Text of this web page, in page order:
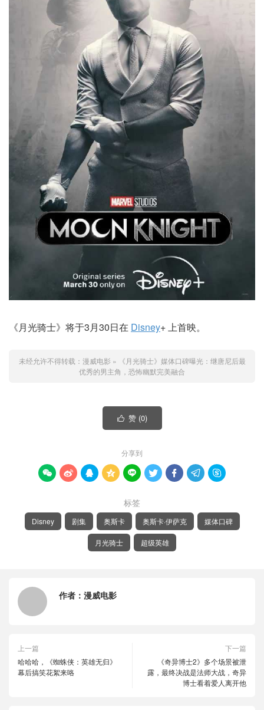
《月光骑士》将于3月30日在 Disney+ 上首映。
未经允许不得转载： 漫威电影 »
《月光骑士》媒体口碑曝光：继唐尼后最
优秀的男主角，恐怖幽默完美融合
 赞 (0)
分享到
        
标签
Disney 剧集 奥斯卡 奥斯卡·伊萨克 媒体口碑
月光骑士 超级英雄
作者： 漫威电影
上一篇
哈哈哈，《蜘蛛侠：英雄无归》
幕后搞笑花絮来咯
下一篇
《奇异博士2》多个场景被泄
露，最终决战是法师大战，奇异
博士看着爱人离开他